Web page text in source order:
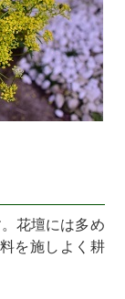
花壇には多め
を施しよく耕